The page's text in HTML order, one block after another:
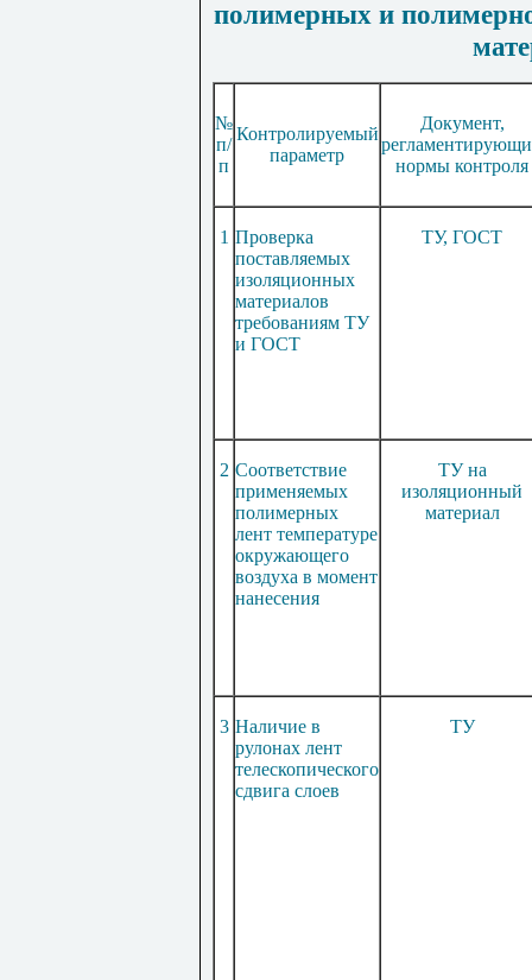
полимерных и
№
п/
п
Контролируемый
параметр
Документ,
нормы контроля
1 Проверка
поставляемых
изоляционных
материалов
требованиям ТУ
и ГОСТ
ТУ, ГОСТ
2 Соответствие
применяемых
полимерных
лент температуре
окружающего
воздуха в момент
нанесения
ТУ на
изоляционный
материал
3 Наличие в
рулонах лент
телескопического
сдвига слоев
ТУ